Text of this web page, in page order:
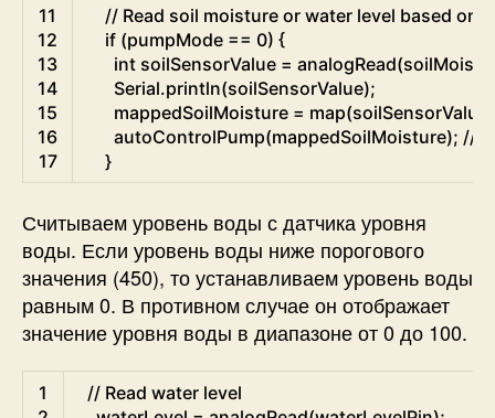
11
12
13
14
15
16
17
// Read soil moisture or water level based on
if (pumpMode == 0) {
int soilSensorValue = analogRead(
Serial.println(soilSensorValue);
mappedSoilMoisture = map(soilSensorValue
autoControlPump(mappedSoilMoisture); //
}
Считываем уровень воды с датчика уровня
воды. Если уровень воды ниже порогового
значения (450), то устанавливаем уровень воды
равным 0. В противном случае он отображает
значение уровня воды в диапазоне от 0 до 100.
1
// Read water level